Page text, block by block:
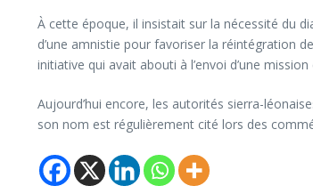
À cette époque, il insistait sur la nécessité du
d’une amnistie pour favoriser la réintégration
initiative qui avait abouti à l’envoi d’une
Aujourd’hui encore, les autorités sierra-
son nom est régulièrement cité lors des